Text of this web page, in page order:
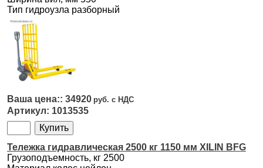
Тип гидроузла разборный
34920
1013535
Тележка гидравлическая 2500 кг 1150 мм XILIN BFG
Грузоподъемность, кг 2500